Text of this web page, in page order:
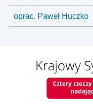
oprac. Paweł Huczko